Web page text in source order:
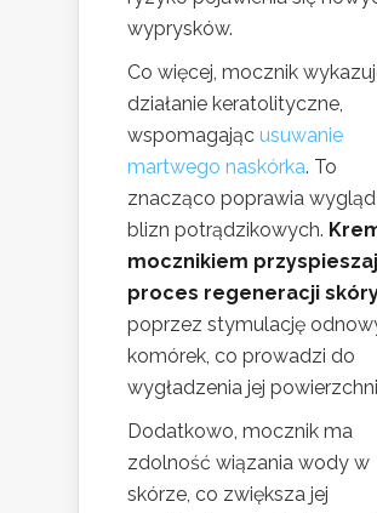
wyprysków.
Co więcej, mocznik
działanie keratolityczne,
wspomagając usuwanie
martwego naskórka. To
znacząco poprawia wygląd
blizn potrądzikowych.
mocznikiem
proces regeneracji
poprzez stymulację
komórek, co prowadzi do
wygładzenia jej
Dodatkowo, mocznik ma
zdolność wiązania wody w
skórze, co zwiększa jej